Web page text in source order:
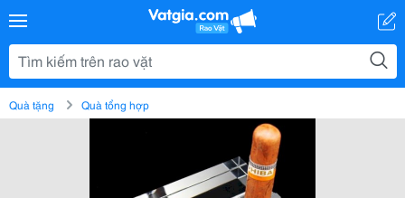
Quà tặng Quà tổng hợp